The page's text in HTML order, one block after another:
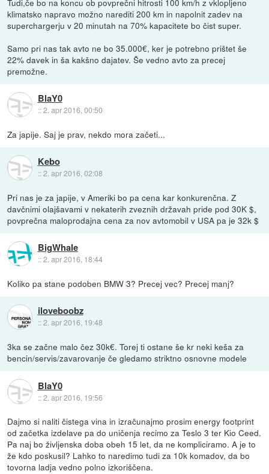
Tudi,če bo na koncu ob povprečni hitrosti 100 km/h z vklopljeno
klimatsko napravo možno narediti 200 km in napolnit zadev na
superchargerju v 20 minutah na 70% kapacitete bo čist super.
Samo pri nas tak avto ne bo 35.000€, ker je potrebno prištet še
22% davek in ša kakšno dajatev. Še vedno avto za precej
premožne.
BlaY0
::2. apr 2016, 00:50
Za japije. Saj je prav, nekdo mora začeti...
Kebo
::2. apr 2016, 02:08
Pri nas je za japije, v Ameriki bo pa cena kar konkurenčna. Z
davčnimi olajšavami v nekaterih zveznih državah pride pod 30K $,
povprečna maloprodajna cena za nov avtomobil v USA pa je 32k $
BigWhale
::2. apr 2016, 18:44
Koliko pa stane podoben BMW 3? Precej vec? Precej manj?
iloveboobz
::2. apr 2016, 19:48
3ka se začne malo čez 30k€. Torej ti ostane še kr neki keša za
bencin/servis/zavarovanje če gledamo striktno osnovne modele
BlaY0
::2. apr 2016, 19:56
Dajmo si naliti čistega vina in izračunajmo prosim energy footprint
od začetka izdelave pa do uničenja recimo za Teslo 3 ter Kio Ceed.
Pa naj bo življenska doba obeh 15 let, da ne kompliciramo. A je to
že kdo poskusil? Lahko to naredimo tudi za 10k komadov, da bo
tovorna ladja vedno polno izkoriščena.